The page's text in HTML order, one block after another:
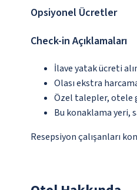
Opsiyonel Ücretler
Check-in Açıklamaları
İlave yatak ücreti
Olası ekstra
Özel talepler, otele
Bu konaklama yeri,
Resepsiyon çalışanları